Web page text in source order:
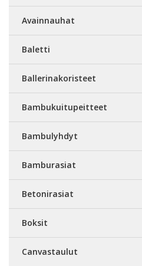
Avainnauhat
Baletti
Ballerinakoristeet
Bambukuitupeitteet
Bambulyhdyt
Bamburasiat
Betonirasiat
Boksit
Canvastaulut